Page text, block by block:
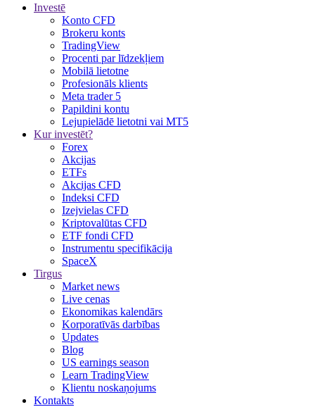
Investē
Konto CFD
Brokeru konts
TradingView
Procenti par līdzekļiem
Mobilā lietotne
Profesionāls klients
Meta trader 5
Papildini kontu
Lejupielādē lietotni vai MT5
Kur investēt?
Forex
Akcijas
ETFs
Akcijas CFD
Indeksi CFD
Izejvielas CFD
Kriptovalūtas CFD
ETF fondi CFD
Instrumentu specifikācija
SpaceX
Tirgus
Market news
Live cenas
Ekonomikas kalendārs
Korporatīvās darbības
Updates
Blog
US earnings season
Learn TradingView
Klientu noskaņojums
Kontakts